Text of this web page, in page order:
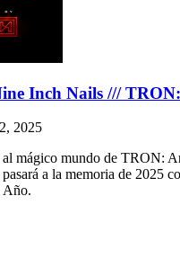
Inch Nails ///
2025
mágico mundo de TRON:
pasará a la memoria de 2025
Año.